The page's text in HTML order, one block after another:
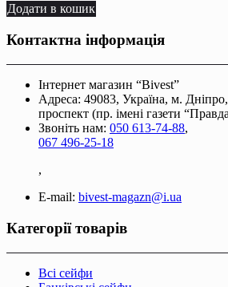
Додати в кошик
Контактна інформація
Інтернет магазин “Bivest”
Адреса: 49083, Україна, м.
проспект (пр. імені газети
Звоніть нам: 050 613-74-88,
067 496-25-18
,
E-mail: bivest-magazn@i.ua
Категорії товарів
Всі сейфи